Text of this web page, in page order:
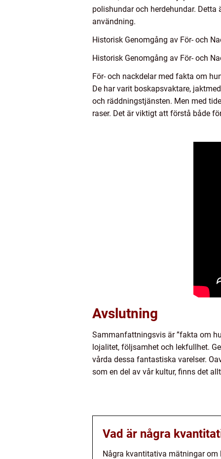
polishundar och herdehundar.
användning.
Historisk Genomgång av För- och
Historisk Genomgång av För- och
För- och nackdelar med fakta om
De har varit boskapsvaktare,
och räddningstjänsten. Men med
raser. Det är viktigt att förstå både
Avslutning
Sammanfattningsvis är ”fakta om
lojalitet, följsamhet och lekfullhet.
vårda dessa fantastiska varelser.
som en del av vår kultur, finns det
Vad är några
Några kvantitativa mätningar om